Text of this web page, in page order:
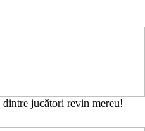
jucători revin mereu!